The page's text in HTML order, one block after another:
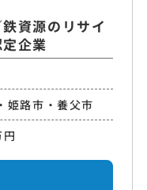
資源のリサイ
企業
姫路市・養父市